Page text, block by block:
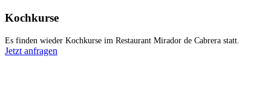
Kochkurse
Es finden wieder Kochkurse im Restaurant Mirador de Cabrera statt.
Jetzt anfragen